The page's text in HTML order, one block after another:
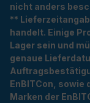
nicht anders
**
handelt. Einige
Lager sein und
genaue
EnBITCon, sowie
Marken der